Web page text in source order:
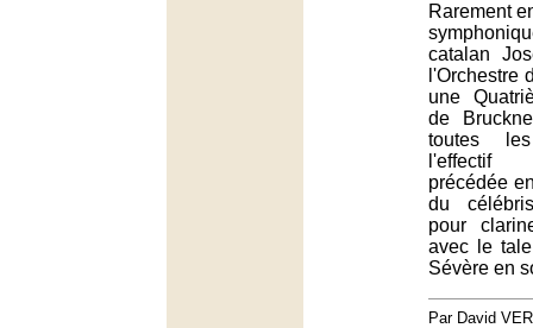
Rarement
catalan
l'Orchestre
une
de
toutes
l'effectif
précédée
du
pour
avec le
Sévère en
Par David